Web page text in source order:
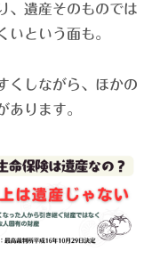
、遺産そのものでは
いという面も。
くしながら、ほかの
あります。